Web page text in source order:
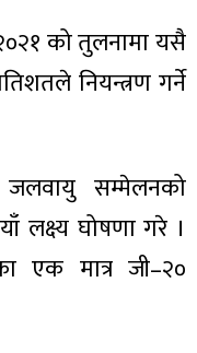
को तुलनामा यसै
नियन्त्रण गर्ने
सम्मेलनको
लक्ष्य घोषणा गरे ।
एक मात्र जी–२०